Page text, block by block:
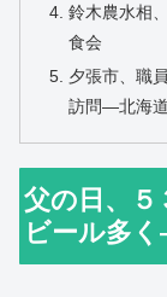
鈴木農水相
食会
夕張市、職
訪問―北海道
父の日、
ビール多